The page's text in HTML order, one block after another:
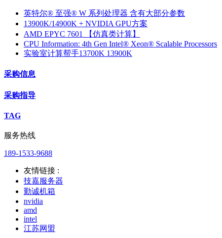
英特尔® 至强® W 系列处理器 含有大部分参数
13900K/14900K + NVIDIA GPU方案
AMD EPYC 7601 【仿真类计算】
CPU Information: 4th Gen Intel® Xeon® Scalable Processors
实验室计算帮手13700K 13900K
采购信息
采购指导
TAG
服务热线
189-1533-9688
友情链接 :
技嘉服务器
勤诚机箱
nvidia
amd
intel
江苏网盟